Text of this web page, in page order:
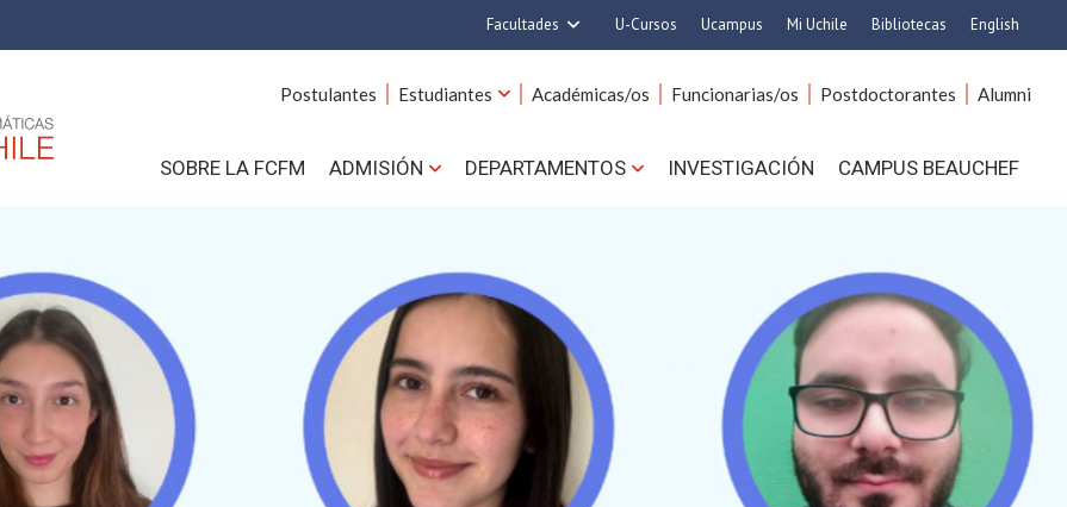
Facultades
Ciencias
Cs. Agronómicas
Filosofía y Humanidades
Gobierno
Medicina
Odontología
Estudios Avanzados en Educación
Estudios Internacionales
Nutrición y Tecnología de
Alimentos
Bachillerato
Hospital Clínico
U-Cursos Ucampus Mi Uchile Bibliotecas English
Postulantes Estudiantes Académicas/os Funcionarias/os Postdoctorantes Alumni
SOBRE LA FCFM ADMISIÓN DEPARTAMENTOS INVESTIGACIÓN CAMPUS BEAUCHEF